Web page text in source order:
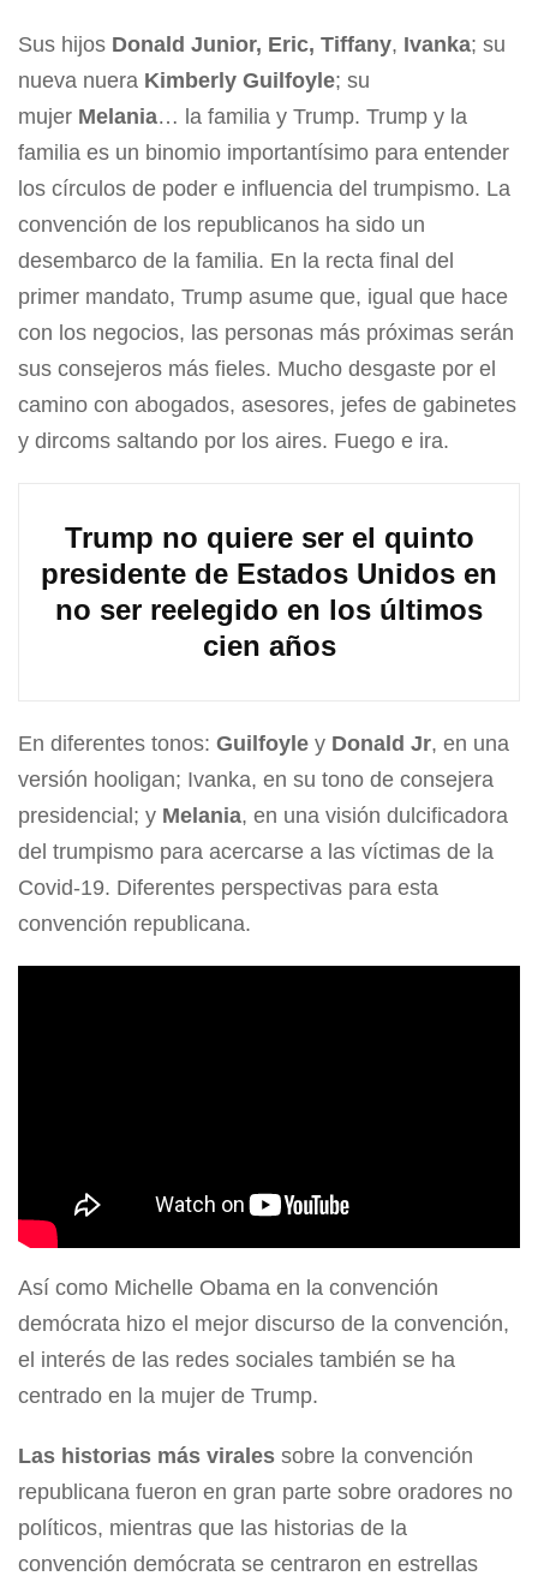
Sus hijos Donald Junior, Eric, Tiffany, Ivanka; su
nueva nuera Kimberly Guilfoyle; su
mujer Melania… la familia y Trump. Trump y la
familia es un binomio importantísimo para entender
los círculos de poder e influencia del trumpismo. La
convención de los republicanos ha sido un
desembarco de la familia. En la recta final del
primer mandato, Trump asume que, igual que hace
con los negocios, las personas más próximas serán
sus consejeros más fieles. Mucho desgaste por el
camino con abogados, asesores, jefes de gabinetes
y dircoms saltando por los aires. Fuego e ira.
Trump no quiere ser el quinto
presidente de Estados Unidos en
no ser reelegido en los últimos
cien años
En diferentes tonos: Guilfoyle y Donald Jr, en una
versión hooligan; Ivanka, en su tono de consejera
presidencial; y Melania, en una visión dulcificadora
del trumpismo para acercarse a las víctimas de la
Covid-19. Diferentes perspectivas para esta
convención republicana.
Así como Michelle Obama en la convención
demócrata hizo el mejor discurso de la convención,
el interés de las redes sociales también se ha
centrado en la mujer de Trump.
Las historias más virales sobre la convención
republicana fueron en gran parte sobre oradores no
políticos, mientras que las historias de la
convención demócrata se centraron en estrellas